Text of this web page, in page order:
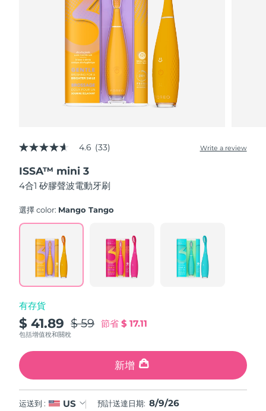
4.6
of
5
stars,
rating
Read
Reviews.
Same
page
link.
4.6 (33) Write a review
ISSA™ mini 3
4合1 矽膠聲波電動牙刷
選擇 color: Mango Tango
有存貨
$ 41.89 $ 59 節省$ 17.11
包括增值稅和關稅
新增
运送到 : US 預計送達日期: 8/9/26
FOREO APP 預計送達日期
預計送達日期
預計送達日期
預計送達日期
馬來西亞
馬爾他
墨西哥 預計送達日期
摩納哥 預計送達日期
荷蘭
紐西蘭
挪威 8/8/26
阿曼 預計送達日期8/11/26